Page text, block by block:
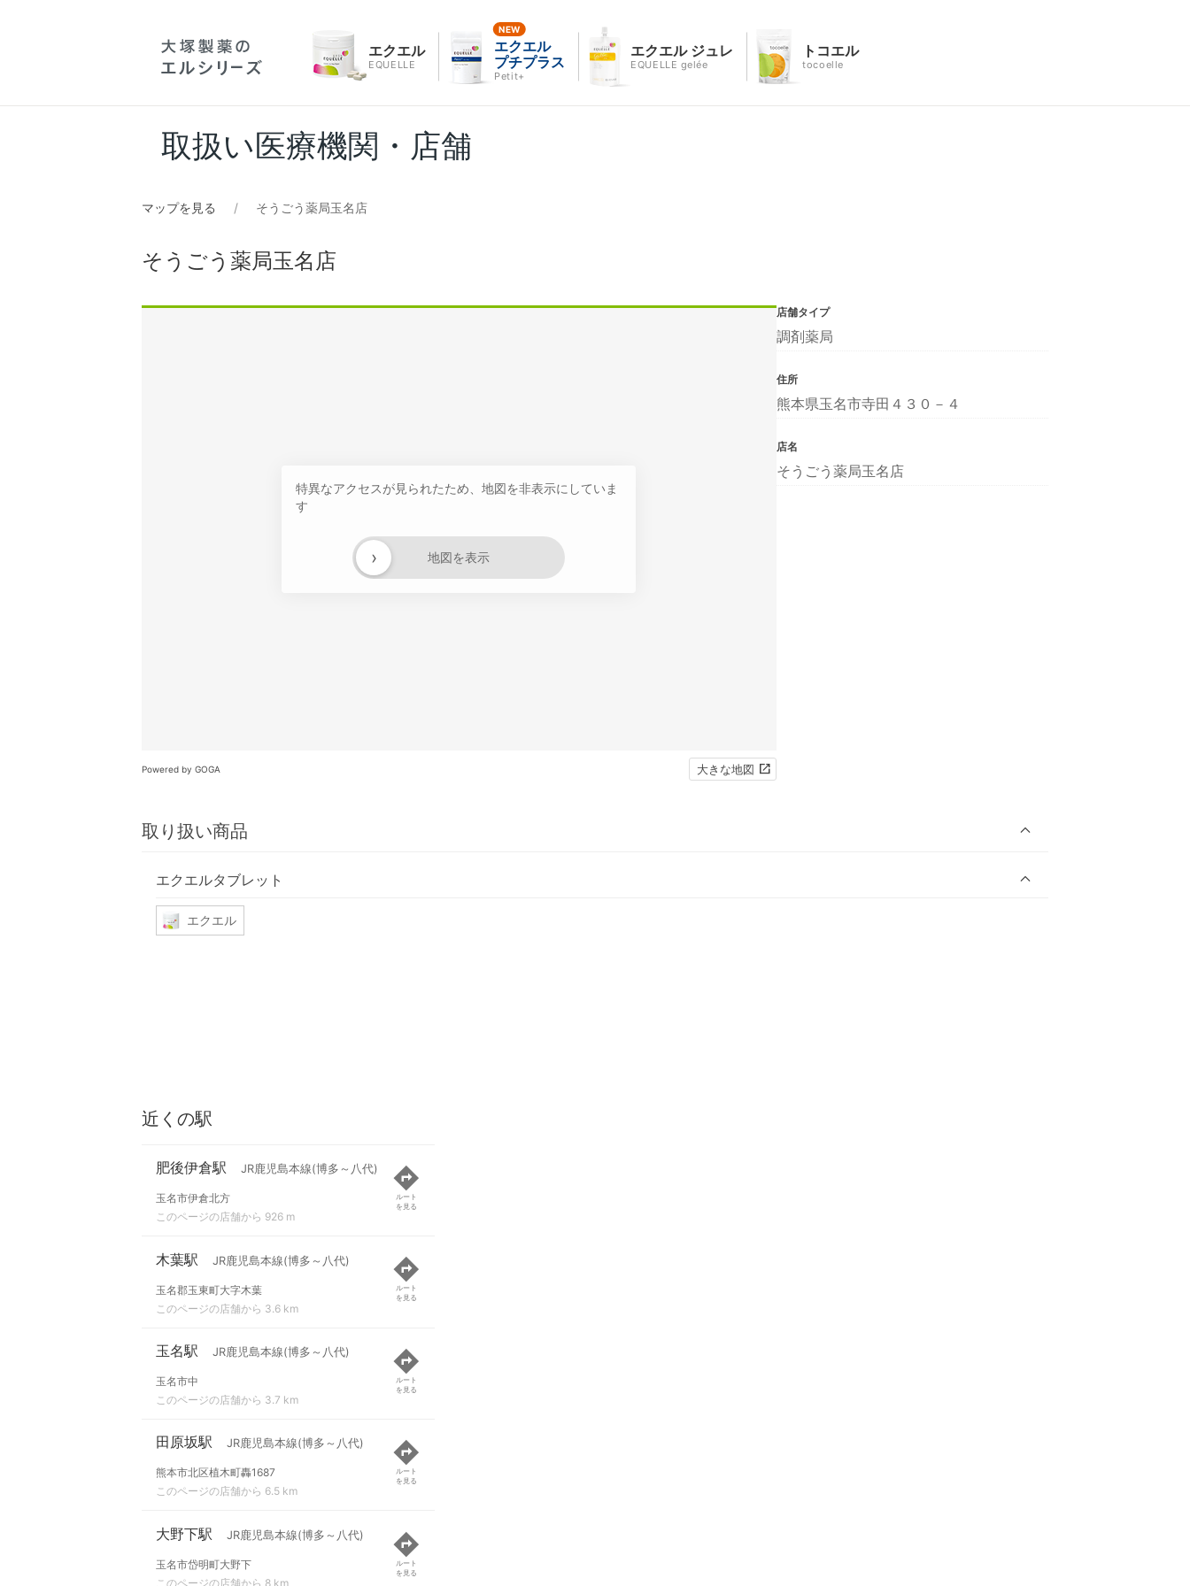
エクエル
EQUELLE
エクエル
プチプラス
Petit+
エクエル ジュレ
EQUELLE gelée
トコエル
tocoelle
取扱い医療機関・店舗
マップを見る そうごう薬局玉名店
そうごう薬局玉名店
特異なアクセスが見られたため、地図を非表示にしていま
す
地図を表示
›
Powered by GOGA 大きな地図
取り扱い商品
エクエルタブレット
エクエル
店舗タイプ
調剤薬局
住所
熊本県玉名市寺田４３０－４
店名
そうごう薬局玉名店
近くの駅
肥後伊倉駅 JR鹿児島本線(博多～八代)
玉名市伊倉北方
このページの店舗から 926 m
ルート
を見る
木葉駅 JR鹿児島本線(博多～八代)
玉名郡玉東町大字木葉
このページの店舗から 3.6 km
ルート
を見る
玉名駅 JR鹿児島本線(博多～八代)
玉名市中
このページの店舗から 3.7 km
ルート
を見る
田原坂駅 JR鹿児島本線(博多～八代)
熊本市北区植木町轟1687
このページの店舗から 6.5 km
ルート
を見る
大野下駅 JR鹿児島本線(博多～八代)
玉名市岱明町大野下
このページの店舗から 8 km
ルート
を見る